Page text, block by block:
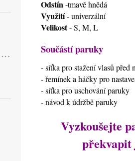
Tmavá blond paruka Samantha s melíry
Odstín -tmavě hnědá
Využití- univerzální
Velikost- S, M, L
Součástí paruky
- síťka pro stažení vlasů před
- řemínek a háčky pro
- síťka pro uschování paruky
- návod k údržbě paruky
Vyzkoušejte
překvapit